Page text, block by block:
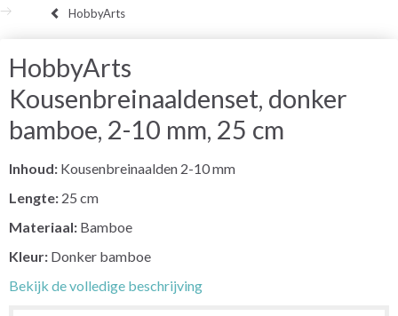
HobbyArts
HobbyArts
Kousenbreinaaldenset, donker
bamboe, 2-10 mm, 25 cm
Inhoud: Kousenbreinaalden 2-10 mm
Lengte: 25 cm
Materiaal: Bamboe
Kleur: Donker bamboe
Bekijk de volledige beschrijving